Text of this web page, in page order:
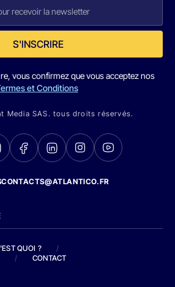
S'INSCRIRE
vous confirmez que vous acceptez nos
et Conditions
Media SAS. tous droits réservés.
QUOI ?
/
/ CONTACT